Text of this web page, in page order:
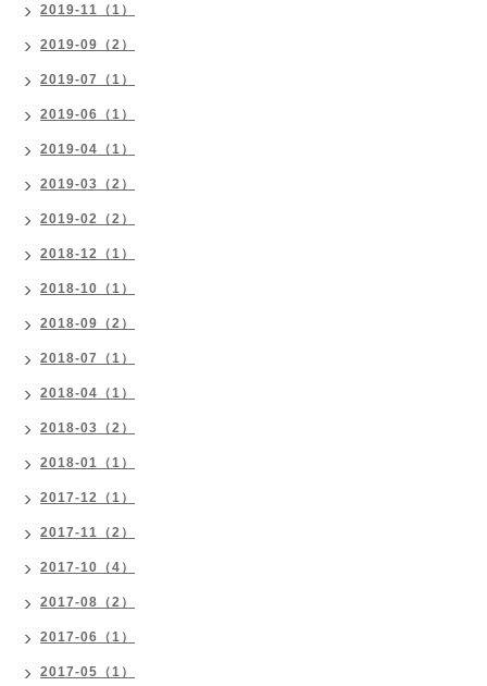
2019-11（1）
2019-09（2）
2019-07（1）
2019-06（1）
2019-04（1）
2019-03（2）
2019-02（2）
2018-12（1）
2018-10（1）
2018-09（2）
2018-07（1）
2018-04（1）
2018-03（2）
2018-01（1）
2017-12（1）
2017-11（2）
2017-10（4）
2017-08（2）
2017-06（1）
2017-05（1）